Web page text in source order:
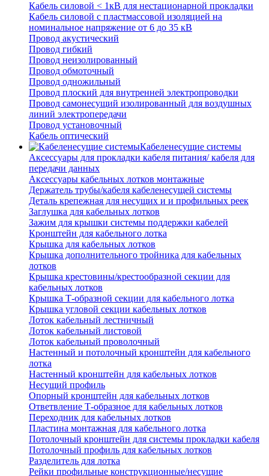
Кабель силовой < 1кВ для нестационарной прокладки
Кабель силовой с пластмассовой изоляцией на
номинальное напряжение от 6 до 35 кВ
Провод акустический
Провод гибкий
Провод неизолированный
Провод обмоточный
Провод одножильный
Провод плоский для внутренней электропроводки
Провод самонесущий изолированный для воздушных
линий электропередачи
Провод установочный
Кабель оптический
Кабеленесущие системы
Аксессуары для прокладки кабеля питания/ кабеля для
передачи данных
Аксессуары кабельных лотков монтажные
Держатель трубы/кабеля кабеленесущей системы
Деталь крепежная для несущих и и профильных реек
Заглушка для кабельных лотков
Зажим для крышки системы поддержки кабелей
Кронштейн для кабельного лотка
Крышка для кабельных лотков
Крышка дополнительного тройника для кабельных
лотков
Крышка крестовины/крестообразной секции для
кабельных лотков
Крышка Т-образной секции для кабельного лотка
Крышка угловой секции кабельных лотков
Лоток кабельный лестничный
Лоток кабельный листовой
Лоток кабельный проволочный
Настенный и потолочный кронштейн для кабельного
лотка
Настенный кронштейн для кабельных лотков
Несущий профиль
Опорный кронштейн для кабельных лотков
Ответвление Т-образное для кабельных лотков
Переходник для кабельных лотков
Пластина монтажная для кабельного лотка
Потолочный кронштейн для системы прокладки кабеля
Потолочный профиль для кабельных лотков
Разделитель для лотка
Рейки профильные конструкционные/несущие